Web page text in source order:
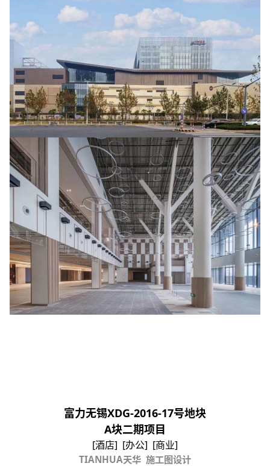
富力无锡XDG-2016-17号地块
A块二期项目
[酒店] [办公] [商业]
TIANHUA天华 施工图设计